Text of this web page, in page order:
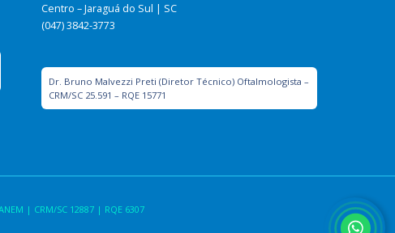
Centro – Jaraguá do Sul | SC
(047) 3842-3773
Dr. Bruno Malvezzi Preti (Diretor Técnico) Oftalmologista –
CRM/SC 25.591 – RQE 15771
| CRM/SC 12887 | RQE 6307